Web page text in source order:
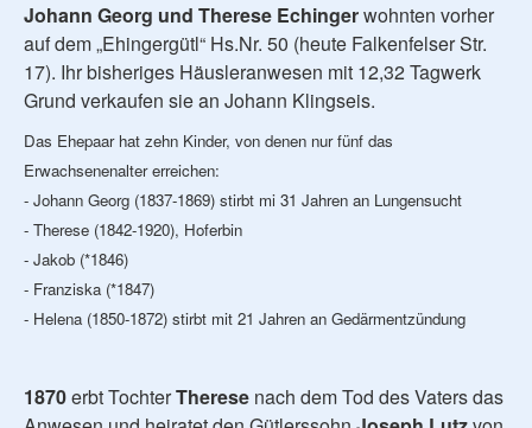
Johann Georg und Therese Echingerwohnten vorher
auf dem „Ehingergütl“ Hs.Nr. 50 (heute Falkenfelser Str.
17). Ihr bisheriges Häusleranwesen mit 12,32 Tagwerk
Grund verkaufen sie an Johann Klingseis.
Das Ehepaar hat zehn Kinder, von denen nur fünf das
Erwachsenenalter erreichen:
- Johann Georg (1837-1869) stirbt mi 31 Jahren an Lungensucht
- Therese (1842-1920), Hoferbin
- Jakob (*1846)
- Franziska (*1847)
- Helena (1850-1872) stirbt mit 21 Jahren an Gedärmentzündung
1870erbt TochterTherese nach dem Tod des Vaters das